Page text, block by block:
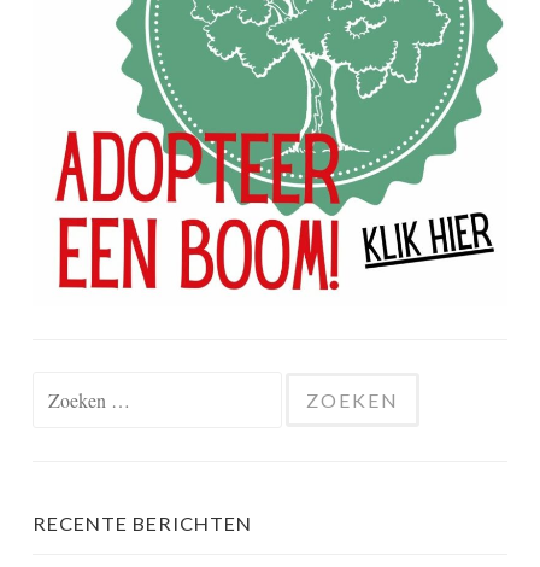
RECENTE BERICHTEN